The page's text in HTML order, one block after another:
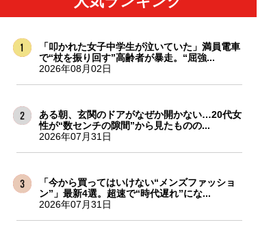
「叩かれた女子中学生が泣いていた」満員電車
で“杖を振り回す”高齢者が暴走。“屈強...
2026年08月02日
ある朝、玄関のドアがなぜか開かない…20代女
性が“数センチの隙間”から見たものの...
2026年07月31日
「今から買ってはいけない“メンズファッショ
ン”」最新4選。超速で“時代遅れ”にな...
2026年07月31日